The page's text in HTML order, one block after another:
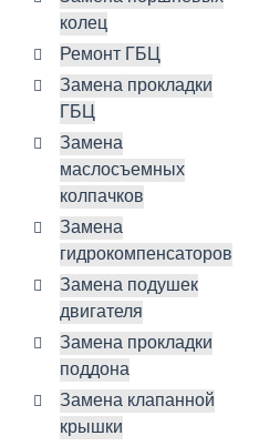
колец
Ремонт ГБЦ
Замена прокладки
ГБЦ
Замена
маслосъемных
колпачков
Замена
гидрокомпенсаторов
Замена подушек
двигателя
Замена прокладки
поддона
Замена клапанной
крышки